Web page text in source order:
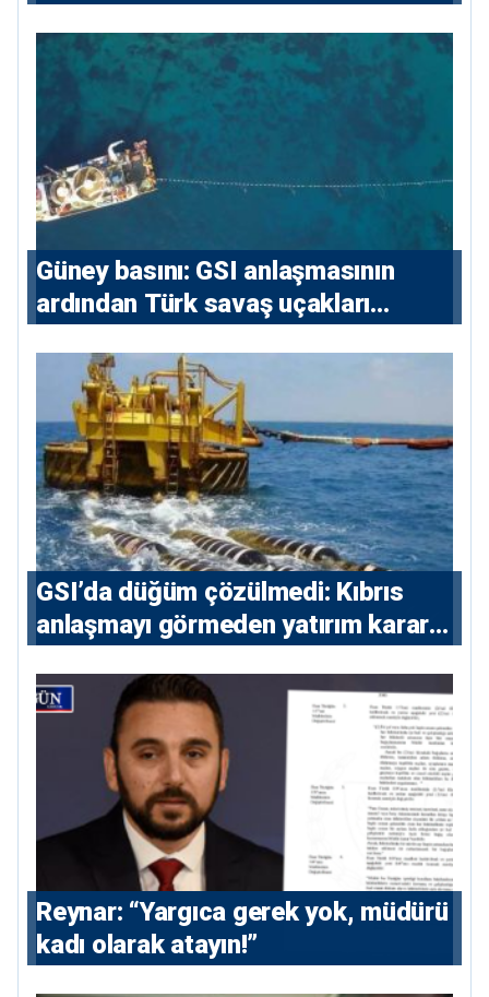
konutlara 36 ay
Güney basını: ⁠GSI anlaşmasının
ardından Türk savaş uçakları
GSI’da düğüm çözülmedi: Kıbrıs
anlaşmayı görmeden yatırım kararı
Reynar: “Yargıca gerek yok, müdürü
kadı olarak atayın!”